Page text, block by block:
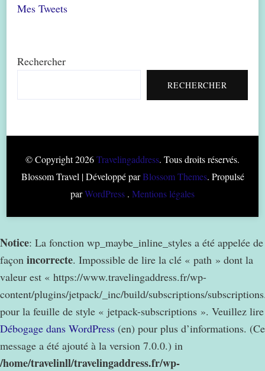
Mes Tweets
Rechercher
RECHERCHER
© Copyright 2026Travelingaddress. Tous droits réservés.
Blossom Travel | Développé parBlossom Themes. Propulsé
parWordPress . Mentions légales
Notice: La fonction wp_maybe_inline_styles a été appelée de
façon incorrecte. Impossible de lire la clé « path » dont la
valeur est « https://www.travelingaddress.fr/wp-
content/plugins/jetpack/_inc/build/subscriptions/
pour la feuille de style « jetpack-subscriptions ». Veuillez lire
Débogage dans WordPress (en) pour plus d’informations. (Ce
message a été ajouté à la version 7.0.0.) in
/home/travelinll/travelingaddress.fr/wp-